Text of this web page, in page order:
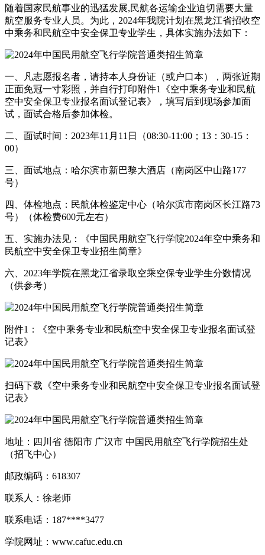
随着国家民航事业的迅猛发展,民航各运输企业迫切需要大量
航空服务专业人员。为此，2024年我院计划在黑龙江省招收空
中乘务和民航空中安全保卫专业学生，具体实施办法如下：
一、凡志愿报名者，请持本人身份证（或户口本），两张近期
正面免冠一寸彩照，并自行打印附件1《空中乘务专业和民航
空中安全保卫专业报名面试登记表》，填写后到现场参加面
试，面试合格后参加体检。
二、面试时间：2023年11月11日（08:30-11:00；13：30-15：
00）
三、面试地点：哈尔滨市新巴黎大酒店（南岗区中山路177
号）
四、体检地点：民航体检鉴定中心（哈尔滨市南岗区长江路73
号）（体检费600元左右）
五、实施办法见：《中国民用航空飞行学院2024年空中乘务和
民航空中安全保卫专业招生简章》
六、2023年学院在黑龙江省录取空乘空保专业学生分数情况
（供参考）
附件1：《空中乘务专业和民航空中安全保卫专业报名面试登
记表》
扫码下载《空中乘务专业和民航空中安全保卫专业报名面试登
记表》
地址：四川省 德阳市 广汉市 中国民用航空飞行学院招生处
（招飞中心）
邮政编码：618307
联系人：徐老师
联系电话：187****3477
学院网址：www.cafuc.edu.cn